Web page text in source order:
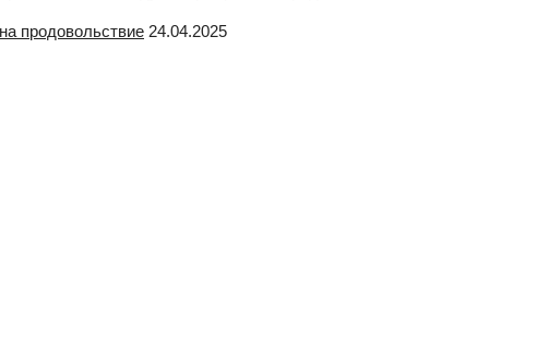
продовольствие 24.04.2025